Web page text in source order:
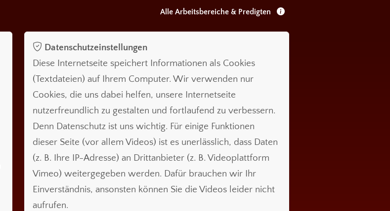
Alle Arbeitsbereiche & Predigten
Datenschutzeinstellungen
Diese Internetseite speichert Informationen als Cookies
(Textdateien) auf Ihrem Computer. Wir verwenden nur
Cookies, die uns dabei helfen, unsere Internetseite
nutzerfreundlich zu gestalten und fortlaufend zu verbessern.
Denn Datenschutz ist uns wichtig. Für einige Funktionen
dieser Seite (vor allem Videos) ist es unerlässlich, dass Daten
(z. B. Ihre IP-Adresse) an Drittanbieter (z. B. Videoplattform
Vimeo) weitergegeben werden. Dafür brauchen wir Ihr
Einverständnis, ansonsten können Sie die Videos leider nicht
aufrufen.